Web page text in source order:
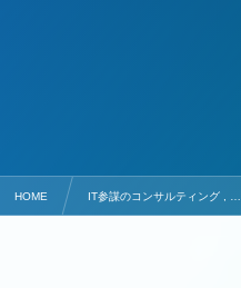
HOME IT参謀のコンサルティング , …